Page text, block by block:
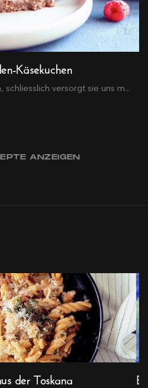
Käsekuchen
schliesslich versorgt sie uns m...
ANZEIGEN
der Toskana